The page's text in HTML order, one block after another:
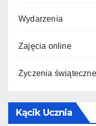
Wydarzenia
Zajęcia online
Życzenia świąteczne
Kącik Ucznia